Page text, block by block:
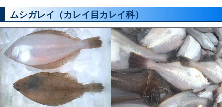
ムシガレイ（カレイ目カレイ科）